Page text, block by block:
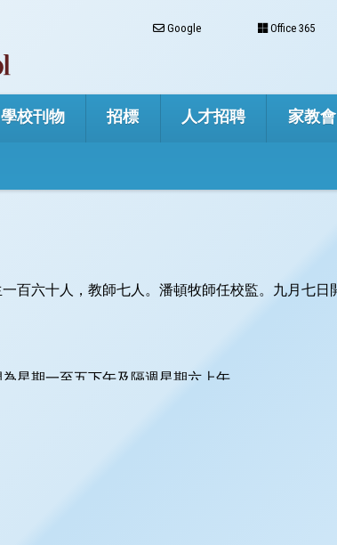
Google Office 365
學校刊物 招標 人才招聘 家教會